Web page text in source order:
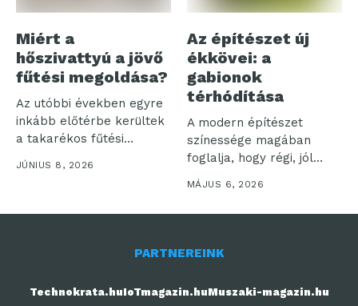
Miért a
hőszivattyú a jövő
fűtési megoldása?
Az utóbbi években egyre
inkább előtérbe kerültek
a takarékos fűtési
technológiák. Az...
JÚNIUS 8, 2026
Az építészet új
ékkövei: a
gabionok
térhódítása
A modern építészet
színessége magában
foglalja, hogy régi, jól
bevált megoldásokat
MÁJUS 6, 2026
PARTNEREINK
Technokrata.huIoTmagazin.huMuszaki-magazin.hu